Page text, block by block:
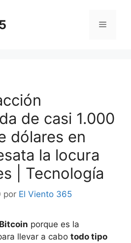
Menú
de casi 1.000
dólares en
la locura
| Tecnología
por El Viento 365
Bitcoin porque es la
llevar a cabo todo tipo